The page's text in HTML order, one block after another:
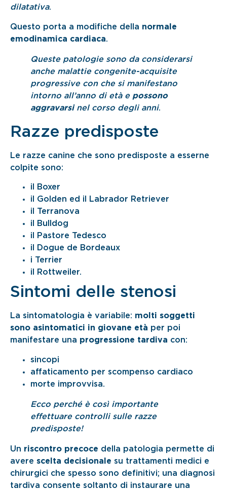
dilatativa.
Questo porta a modifiche della normale
emodinamica cardiaca.
Queste patologie sono da considerarsi
anche malattie congenite-acquisite
progressive con che si manifestano
intorno all’anno di età e possono
aggravarsinel corso degli anni.
Razze predisposte
Le razze canine che sono predisposte a esserne
colpite sono:
il Boxer
il Golden ed il Labrador Retriever
il Terranova
il Bulldog
il Pastore Tedesco
il Dogue de Bordeaux
i Terrier
il Rottweiler.
Sintomi delle stenosi
La sintomatologia è variabile: molti soggetti
sono asintomatici in giovane età per poi
manifestare una progressione tardiva con:
sincopi
affaticamento per scompenso cardiaco
morte improvvisa.
Ecco perché è così importante
effettuare controlli sulle razze
predisposte!
Un riscontro precoce della patologia permette di
avere scelta decisionale su trattamenti medici e
chirurgici che spesso sono definitivi; una diagnosi
tardiva consente soltanto di instaurare una